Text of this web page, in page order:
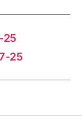
25
25